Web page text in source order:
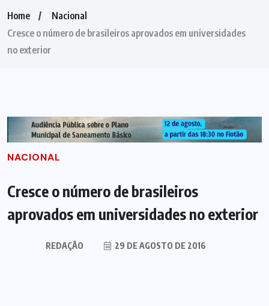
Home
Nacional
Cresce o número de brasileiros aprovados em universidades
no exterior
NACIONAL
Cresce o número de brasileiros
aprovados em universidades no exterior
REDAÇÃO 29 DE AGOSTO DE 2016